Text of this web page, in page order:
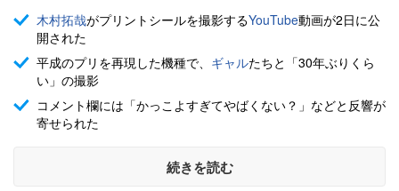
木村拓哉がプリントシールを撮影するYouTube動画が2日に公
開された
平成のプリを再現した機種で、 ギャルたちと「30年ぶりくら
い」の撮影
コメント欄には「かっこよすぎてやばくない？」などと反響が
寄せられた
続きを読む